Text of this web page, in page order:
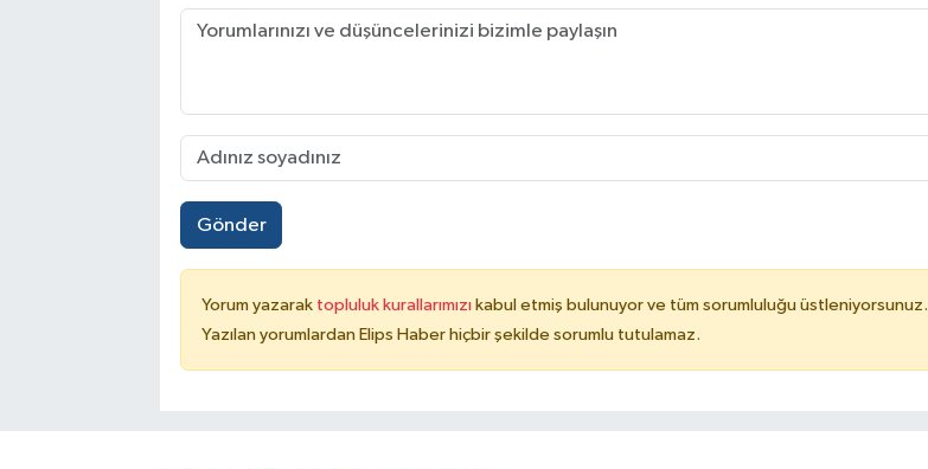
Gönder
Yorum yazarak topluluk kurallarımızı kabul etmiş bulunuyor ve tüm sorumluluğu üstleniyorsunuz.
Yazılan yorumlardan Elips Haber hiçbir şekilde sorumlu tutulamaz.